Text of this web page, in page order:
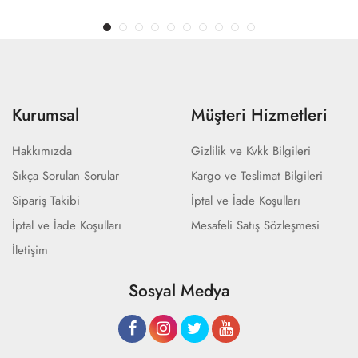
Kurumsal
Hakkımızda
Sıkça Sorulan Sorular
Sipariş Takibi
İptal ve İade Koşulları
İletişim
Müşteri Hizmetleri
Gizlilik ve Kvkk Bilgileri
Kargo ve Teslimat Bilgileri
İptal ve İade Koşulları
Mesafeli Satış Sözleşmesi
Sosyal Medya